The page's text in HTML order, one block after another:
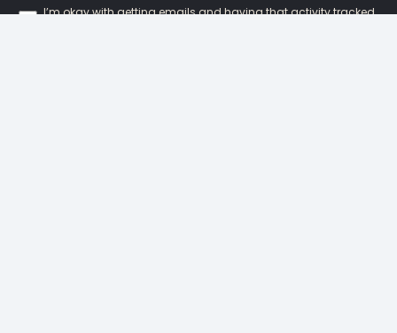
I’m okay with getting emails and having that activity tracked